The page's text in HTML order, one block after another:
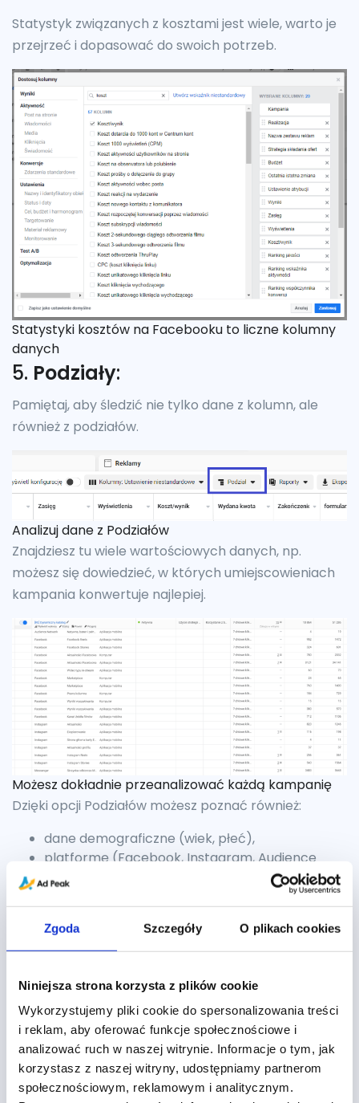
Zgoda Szczegóły O plikach cookies
Niniejsza strona korzysta z plików cookie
Wykorzystujemy pliki cookie do spersonalizowania treści
i reklam, aby oferować funkcje społecznościowe i
analizować ruch w naszej witrynie. Informacje o tym, jak
korzystasz z naszej witryny, udostępniamy partnerom
społecznościowym, reklamowym i analitycznym.
Statystyk związanych z kosztami jest wiele, warto je
przejrzeć i dopasować do swoich potrzeb.
Statystyki kosztów na Facebooku to liczne kolumny
danych
5. Podziały:
Pamiętaj, aby śledzić nie tylko dane z kolumn, ale
również z podziałów.
Analizuj dane z Podziałów
Znajdziesz tu wiele wartościowych danych, np.
możesz się dowiedzieć, w których umiejscowieniach
kampania konwertuje najlepiej.
Możesz dokładnie przeanalizować każdą kampanię
Dzięki opcji Podziałów możesz poznać również:
dane demograficzne (wiek, płeć),
platformę (Facebook, Instagram, Audience
Network, Messanger – czyli gdzie wyświetlają się
i inne.
Warto zgłębić te opcje analityki dostępne w panelu
reklamowym Facebook Ads, pozwoli to na lepsze
zrozumienie konsumentów.
Dobór konkretnych wskaźników zależy od celów
Twojej kampanii. Kluczowe jest monitorowanie i